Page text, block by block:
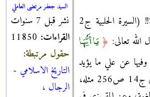
السيد جعفر مرتضى العاملي
نشر قبل 7 سنوات
القراءات:
حقول مرتبطة:
التاريخ الاسلامي -
الرجال ،
ويقولون: إن أبا بكر دعا ابنه عبد الرحمن للبراز يوم أحد، وكان عبد الرحمن من أشجع قريش، وأشدهم رماية!! (السيرة الحلبية ج2
﴿يَا أَيُّهَا
» (السيرة الحلبية ج2 ص169 و 224 وفيها عن علي ما يؤيد
هذا، والعثمانية للجاحظ ص62 ولم يذكر نزول الآية وكذا في الكامل لابن الاثير ج2 ص156، وشرح النهج للمعتزلي ج14 ص256 مثله،